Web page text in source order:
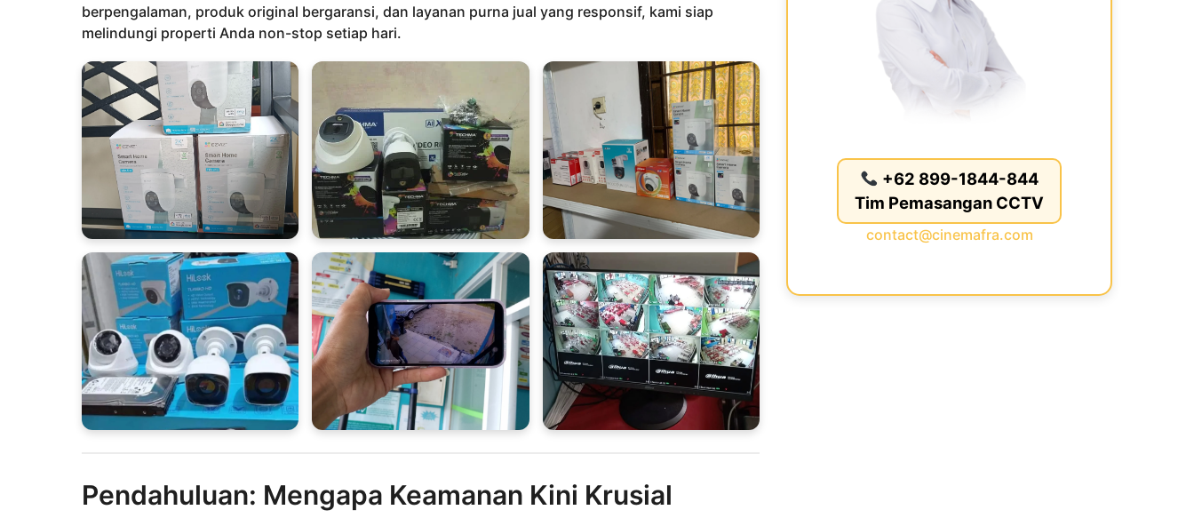
berpengalaman, produk original bergaransi, dan layanan purna jual yang responsif, kami siap
melindungi properti Anda non-stop setiap hari.
Pendahuluan: Mengapa Keamanan Kini Krusial
+62 899-1844-844
Tim Pemasangan CCTV
contact@cinemafra.com